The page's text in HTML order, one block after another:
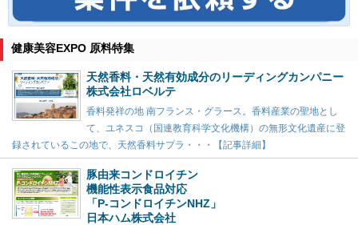
健康美容EXPO 原料特集
天然香料・天然有効成分のリーディングカンパニー
株式会社ロベルテ
香料発祥の地 南フランス・グラース。香料産業の聖地とし
て、ユネスコ（国連教育科学文化機構）の無形文化遺産に登
録されているこの地で、天然香料サプラ・・・【記事詳細】
豚由来コンドロイチン
機能性表示食品対応
「P-コンドロイチンNHZ」
日本ハム株式会社